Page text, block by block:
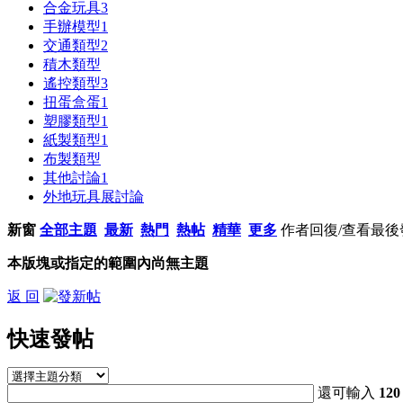
合金玩具3
手辦模型1
交通類型2
積木類型
遙控類型3
扭蛋盒蛋1
塑膠類型1
紙製類型1
布製類型
其他討論1
外地玩具展討論
新窗 全部主題 最新 熱門 熱帖 精華 更多 作者回復/查看最後
本版塊或指定的範圍內尚無主題
返 回
快速發帖
還可輸入 120